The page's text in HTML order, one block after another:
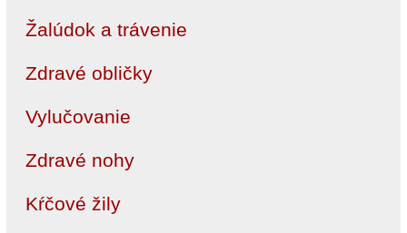
Žalúdok a trávenie
Zdravé obličky
Vylučovanie
Zdravé nohy
Kŕčové žily